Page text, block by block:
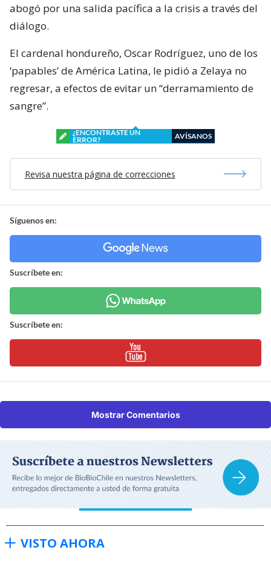
abogó por una salida pacífica a la crisis a través del
diálogo.
El cardenal hondureño, Oscar Rodríguez, uno de los
‘papables’ de América Latina, le pidió a Zelaya no
regresar, a efectos de evitar un “derramamiento de
sangre”.
¿ENCONTRASTE UN
ERROR?
AVÍSANOS
Revisa nuestra página de correcciones
Síguenos en:
Suscríbete en:
Suscríbete en:
Mostrar Comentarios
VISTO AHORA